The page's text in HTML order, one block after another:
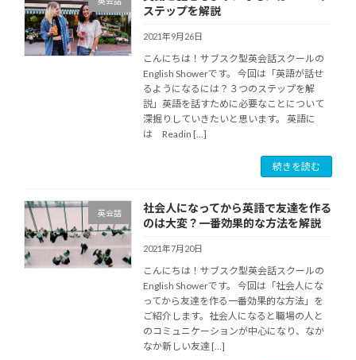
ステップを解説
2021年9月26日
こんにちは！サブスク型英会話スクールの
English Showerです。 今回は「英語が話せ
るようになるには？３つのステップを解
説」英語を話すために必要なことについて
深掘りしていきたいと思います。 英語に
は Readin […]
続きを読む
英会話
社会人になってから英語で友達を作る
のは大変？一番効果的な方法を解説
2021年7月20日
こんにちは！サブスク型英会話スクールの
English Showerです。 今回は「社会人にな
ってから友達を作る一番効果的な方法」を
ご紹介します。社会人になると職場の人と
のコミュニケーションが中心になり、なか
なか新しい友達 […]